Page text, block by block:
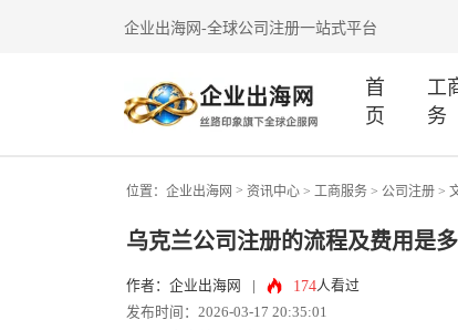
企业出海网-全球公司注册一站式平台
首
页
工
务
位置： 企业出海网 > 资讯中心 > 工商服务 > 公司注册 >
乌克兰公司注册的流程及费用是
作者：企业出海网 174人看过
发布时间：2026-03-17 20:35:01